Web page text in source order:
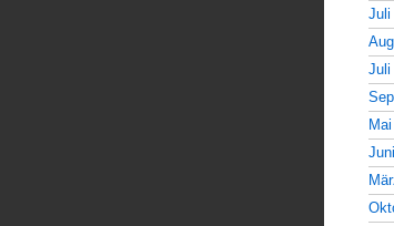
Juli
Juli